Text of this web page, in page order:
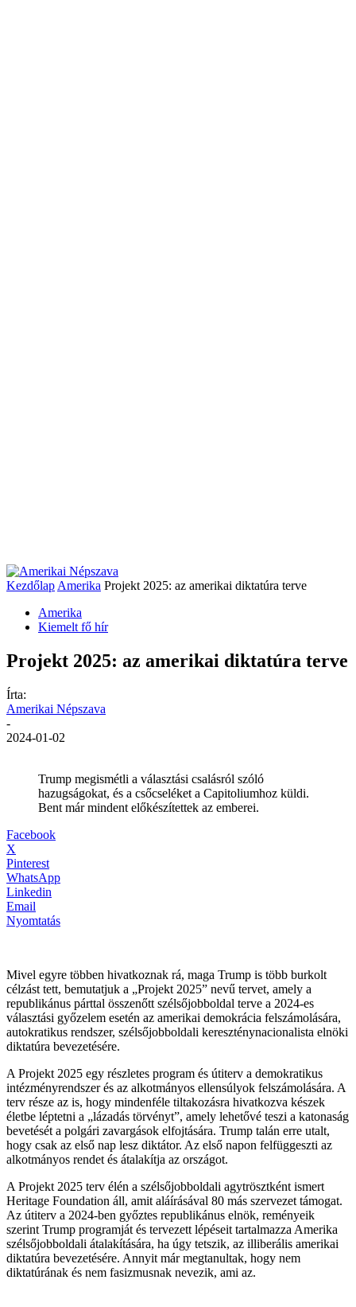
Kezdőlap Amerika Projekt 2025: az amerikai diktatúra terve
Amerika
Kiemelt fő hír
Projekt 2025: az amerikai diktatúra terve
Írta:
Amerikai Népszava
-
2024-01-02
Trump megismétli a választási csalásról szóló
hazugságokat, és a csőcseléket a Capitoliumhoz küldi.
Bent már mindent előkészítettek az emberei.
Facebook
X
Pinterest
WhatsApp
Linkedin
Email
Nyomtatás
Mivel egyre többen hivatkoznak rá, maga Trump is több burkolt
célzást tett, bemutatjuk a „Projekt 2025” nevű tervet, amely a
republikánus párttal összenőtt szélsőjobboldal terve a 2024-es
választási győzelem esetén az amerikai demokrácia felszámolására,
autokratikus rendszer, szélsőjobboldali kereszténynacionalista elnöki
diktatúra bevezetésére.
A Projekt 2025 egy részletes program és útiterv a demokratikus
intézményrendszer és az alkotmányos ellensúlyok felszámolására. A
terv része az is, hogy mindenféle tiltakozásra hivatkozva készek
életbe léptetni a „lázadás törvényt”, amely lehetővé teszi a katonaság
bevetését a polgári zavargások elfojtására. Trump talán erre utalt,
hogy csak az első nap lesz diktátor. Az első napon felfüggeszti az
alkotmányos rendet és átalakítja az országot.
A Projekt 2025 terv élén a szélsőjobboldali agytrösztként ismert
Heritage Foundation áll, amit aláírásával 80 más szervezet támogat.
Az útiterv a 2024-ben győztes republikánus elnök, reményeik
szerint Trump programját és tervezett lépéseit tartalmazza Amerika
szélsőjobboldali átalakítására, ha úgy tetszik, az illiberális amerikai
diktatúra bevezetésére. Annyit már megtanultak, hogy nem
diktatúrának és nem fasizmusnak nevezik, ami az.